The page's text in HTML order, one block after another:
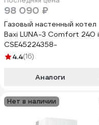
98 090 ₽
Газовый настенный котел
Baxi LUNA-3 Comfort 240 i
CSE45224358-
4.4(16)
Аналоги
Нет в наличии